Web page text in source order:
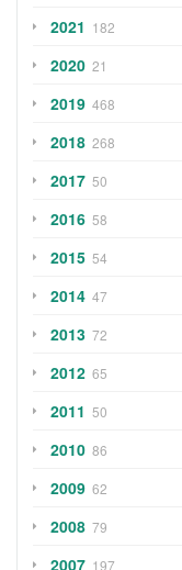
2021 182
2020 21
2019 468
2018 268
2017 50
2016 58
2015 54
2014 47
2013 72
2012 65
2011 50
2010 86
2009 62
2008 79
2007 197